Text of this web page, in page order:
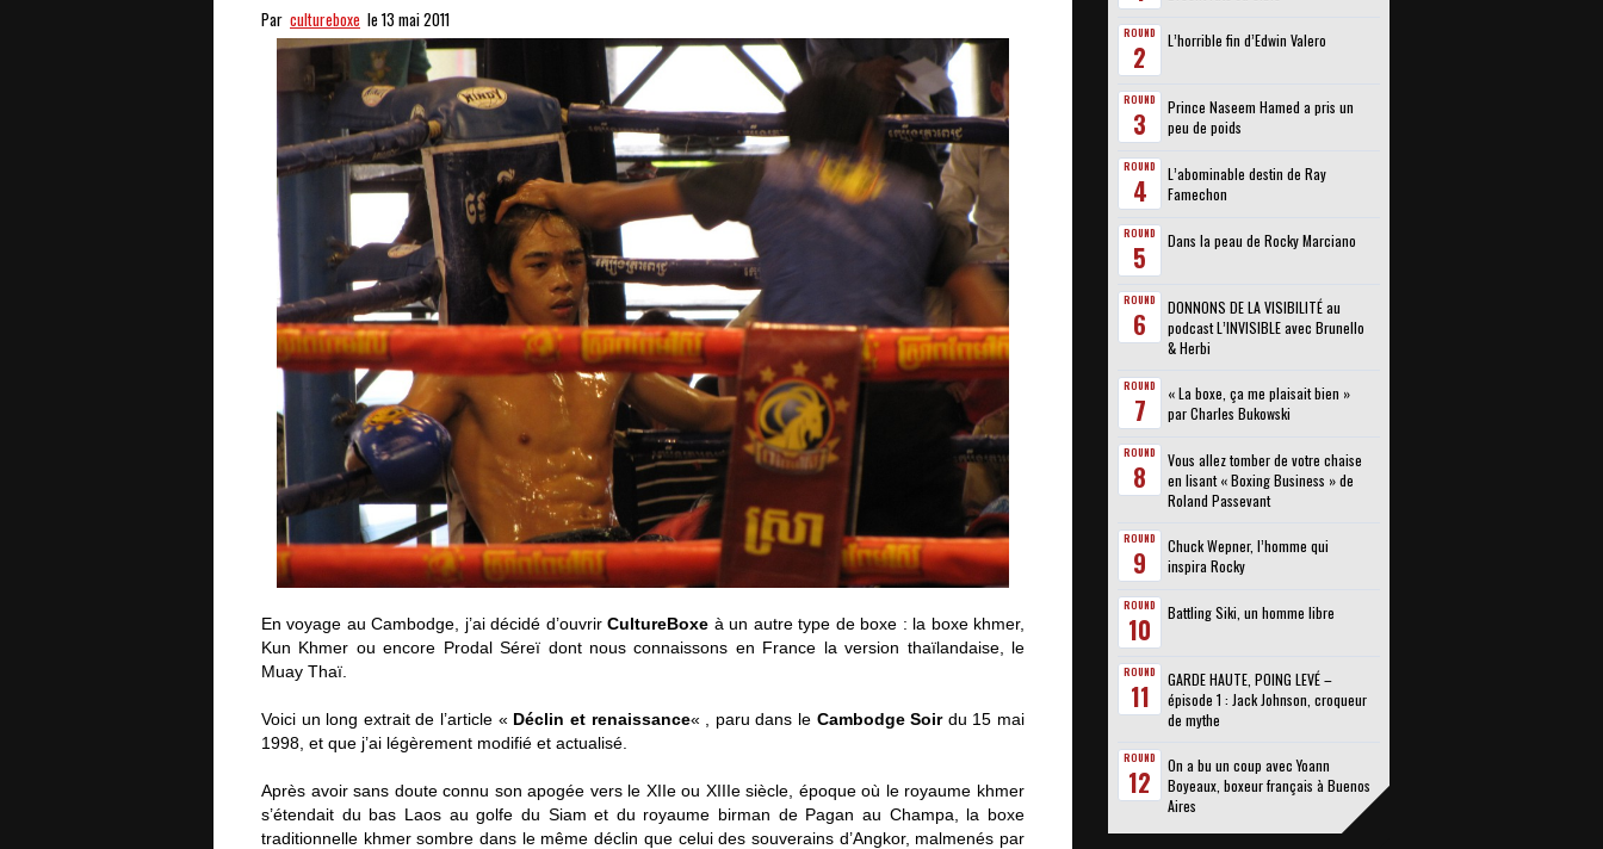
ROUND
2 L’horrible fin d’Edwin Valero
ROUND
3
Prince Naseem Hamed a pris un
peu de poids
ROUND
4
L’abominable destin de Ray
Famechon
ROUND
5 Dans la peau de Rocky Marciano
ROUND
6
DONNONS DE LA VISIBILITÉ au
podcast L’INVISIBLE avec Brunello
& Herbi
ROUND
7
« La boxe, ça me plaisait bien »
par Charles Bukowski
ROUND
8
Vous allez tomber de votre chaise
en lisant « Boxing Business » de
Roland Passevant
ROUND
9
Chuck Wepner, l’homme qui
inspira Rocky
ROUND
10 Battling Siki, un homme libre
ROUND
11
GARDE HAUTE, POING LEVÉ –
épisode 1 : Jack Johnson, croqueur
de mythe
ROUND
12
On a bu un coup avec Yoann
Boyeaux, boxeur français à Buenos
Aires
Par cultureboxe le 13 mai 2011
En voyage au Cambodge, j’ai décidé d’ouvrirCultureBoxe à un autre type de boxe : la boxe khmer,
Kun Khmer ou encore Prodal Séreï dont nous connaissons en France la version thaïlandaise, le
Muay Thaï.
Voici un long extrait de l’article « Déclin et renaissance« , paru dans le Cambodge Soirdu 15 mai
1998, et que j’ai légèrement modifié et actualisé.
Après avoir sans doute connu son apogée vers le XIIe ou XIIIe siècle, époque où le royaume khmer
s’étendait du bas Laos au golfe du Siam et du royaume birman de Pagan au Champa, la boxe
traditionnelle khmer sombre dans le même déclin que celui des souverains d’Angkor, malmenés par